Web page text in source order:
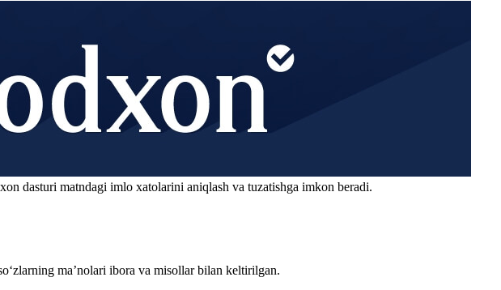
dasturi matndagi imlo xatolarini aniqlash va tuzatishga imkon beradi.
ma’nolari ibora va misollar bilan keltirilgan.